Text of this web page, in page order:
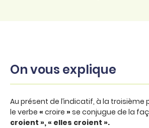
On vous explique
Au présent de l’indicatif, à la troisième
le verbe « croire »se conjugue de la
croient », « elles croient ».